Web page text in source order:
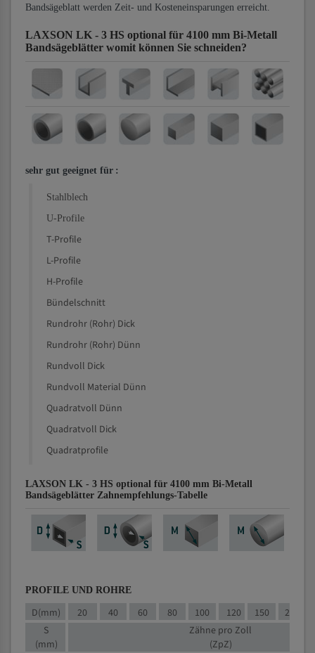
Bandsägeblatt werden Zeit- und Kosteneinsparungen erreicht.
LAXSON LK - 3 HS optional für 4100 mm Bi-Metall
Bandsägeblätter womit können Sie schneiden?
sehr gut geeignet für :
Stahlblech
U-Profile
T-Profile
L-Profile
H-Profile
Bündelschnitt
Rundrohr (Rohr) Dick
Rundrohr (Rohr) Dünn
Rundvoll Dick
Rundvoll Material Dünn
Quadratvoll Dünn
Quadratvoll Dick
Quadratprofile
LAXSON LK - 3 HS optional für 4100 mm Bi-Metall
Bandsägeblätter Zahnempfehlungs-Tabelle
PROFILE UND ROHRE
D(mm) 20 40 60 80 100 120 150 200
S
(mm)
Zähne pro Zoll
(ZpZ)